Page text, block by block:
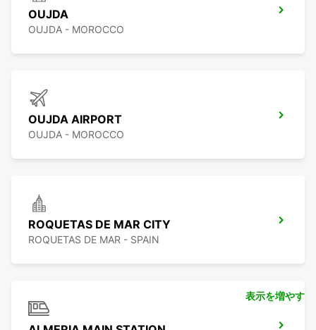
OUJDA
OUJDA - MOROCCO
OUJDA AIRPORT
OUJDA - MOROCCO
ROQUETAS DE MAR CITY
ROQUETAS DE MAR - SPAIN
表示を増やす